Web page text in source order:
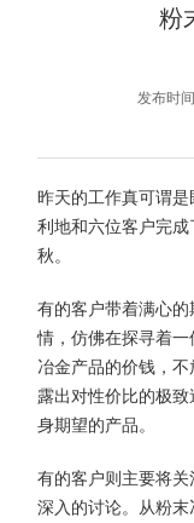
粉
发布时
昨天的工作真可谓
利地和六位客户完
秋。
有的客户带着满心
情，仿佛在探寻着
冶金产品的价钱，
露出对性价比的极
身期望的产品。
有的客户则主要将
深入的讨论。从粉